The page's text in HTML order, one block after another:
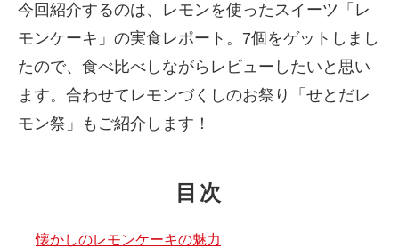
今回紹介するのは、レモンを使ったスイーツ「レ
モンケーキ」の実食レポート。7個をゲットしまし
たので、食べ比べしながらレビューしたいと思い
ます。合わせてレモンづくしのお祭り「せとだレ
モン祭」もご紹介します！
目次
懐かしのレモンケーキの魅力